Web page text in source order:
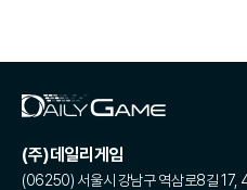
(주)데일리게임
(06250) 서울시 강남구 역삼로8길 17,